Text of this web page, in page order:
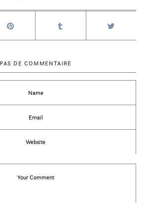
PAS DE COMMENTAIRE